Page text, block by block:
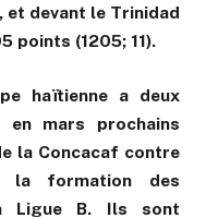
et devant le Trinidad
points (1205; 11).
haïtienne a deux
mars prochains
la Concacaf contre
la formation des
Ligue B. Ils sont